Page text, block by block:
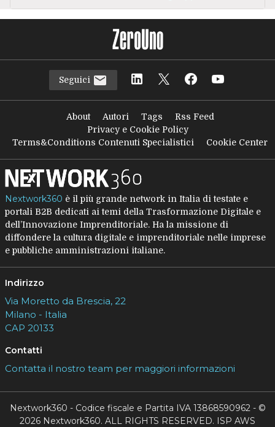
Seguici
About Autori Tags
Rss Feed
Privacy e Cookie Policy
Terms&Conditions Contenuti Specialistici
Cookie Center
Nextwork360 è il più grande network in Italia di testate e
portali B2B dedicati ai temi della Trasformazione Digitale e
dell’Innovazione Imprenditoriale. Ha la missione di
diffondere la cultura digitale e imprenditoriale nelle imprese
e pubbliche amministrazioni italiane.
Indirizzo
Via Moretto da Brescia, 22
Milano - Italia
CAP 20133
Contatti
Contatta il nostro team per maggiori informazioni
Nextwork360 - Codice fiscale e Partita IVA 13868590962 - ©
2026 Nextwork360. ALL RIGHTS RESERVED. ISP AWS